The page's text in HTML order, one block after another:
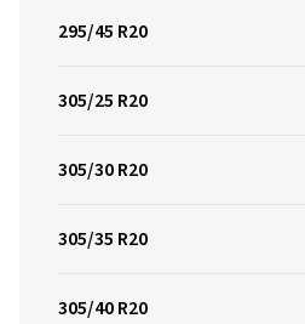
295/45 R20
305/25 R20
305/30 R20
305/35 R20
305/40 R20